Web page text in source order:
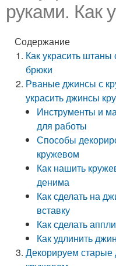
руками. Как
Содержание
Как украсить штаны
брюки
Рваные джинсы с
украсить джинсы
Инструменты и
для работы
Способы
кружевом
Как нашить
денима
Как сделать на
вставку
Как сделать
Как удлинить
Декорируем старые